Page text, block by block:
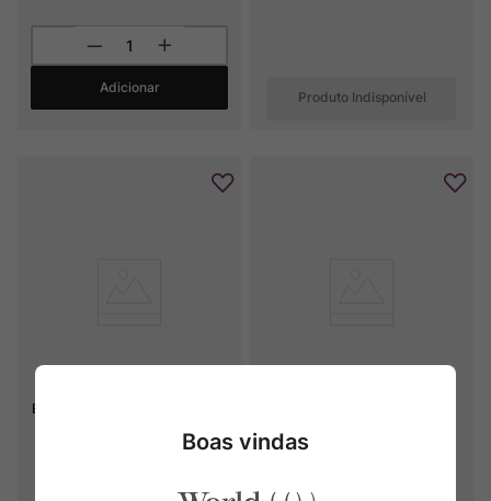
Adicionar
Produto Indisponível
Extravirgem Orgânico Clássico
Boas vindas